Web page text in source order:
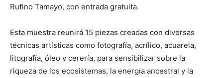
Rufino Tamayo, con entrada gratuita.
Esta muestra reunirá 15 piezas creadas con diversas
técnicas artísticas como fotografía, acrílico, acuarela,
litografía, óleo y cerería, para sensibilizar sobre la
riqueza de los ecosistemas, la energía ancestral y la